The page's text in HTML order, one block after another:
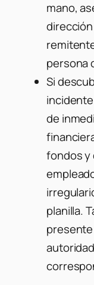
mano,
persona
Si
de
fondos y
planilla.